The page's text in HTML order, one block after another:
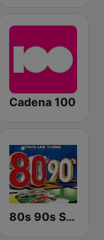
Cadena 100
80s 90s Super Pop Hits